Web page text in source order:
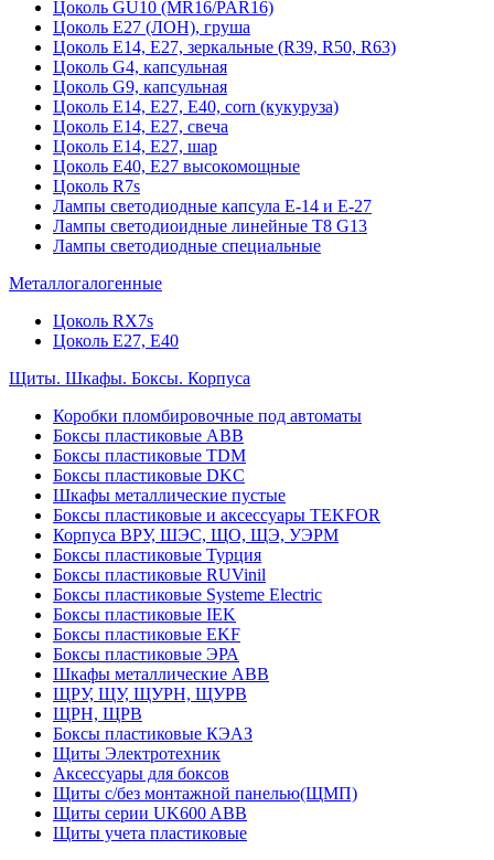
Цоколь GU10 (MR16/PAR16)
Цоколь Е27 (ЛОН), груша
Цоколь Е14, Е27, зеркальные (R39, R50, R63)
Цоколь G4, капсульная
Цоколь G9, капсульная
Цоколь Е14, Е27, Е40, corn (кукуруза)
Цоколь Е14, Е27, свеча
Цоколь Е14, Е27, шар
Цоколь Е40, Е27 высокомощные
Цоколь R7s
Лампы светодиодные капсула Е-14 и Е-27
Лампы светодиоидные линейные T8 G13
Лампы светодиодные специальные
Металлогалогенные
Цоколь RX7s
Цоколь Е27, E40
Щиты. Шкафы. Боксы. Корпуса
Коробки пломбировочные под автоматы
Боксы пластиковые ABB
Боксы пластиковые TDM
Боксы пластиковые DKC
Шкафы металлические пустые
Боксы пластиковые и аксессуары TEKFOR
Корпуса ВРУ, ШЭС, ЩО, ЩЭ, УЭРМ
Боксы пластиковые Турция
Боксы пластиковые RUVinil
Боксы пластиковые Systeme Electric
Боксы пластиковые IEK
Боксы пластиковые EKF
Боксы пластиковые ЭРА
Шкафы металлические ABB
ЩРУ, ЩУ, ЩУРН, ЩУРВ
ЩРН, ЩРВ
Боксы пластиковые КЭАЗ
Щиты Электротехник
Аксессуары для боксов
Щиты с/без монтажной панелью(ЩМП)
Щиты серии UK600 ABB
Щиты учета пластиковые